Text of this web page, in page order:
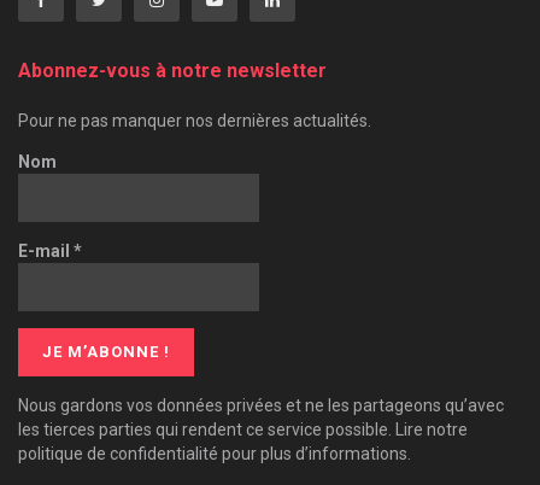
Abonnez-vous à notre newsletter
Pour ne pas manquer nos dernières actualités.
Nom
E-mail *
Nous gardons vos données privées et ne les partageons qu’avec
les tierces parties qui rendent ce service possible. Lire notre
politique de confidentialité pour plus d’informations.